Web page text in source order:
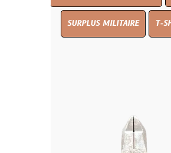
SURPLUS MILITAIRE T-SHIRT/PULL